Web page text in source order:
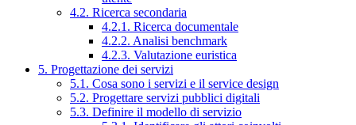
4.2. Ricerca secondaria
4.2.1. Ricerca documentale
4.2.2. Analisi benchmark
4.2.3. Valutazione euristica
5. Progettazione dei servizi
5.1. Cosa sono i servizi e il service design
5.2. Progettare servizi pubblici digitali
5.3. Definire il modello di servizio